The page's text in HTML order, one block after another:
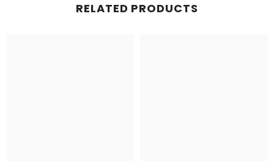
RELATED PRODUCTS